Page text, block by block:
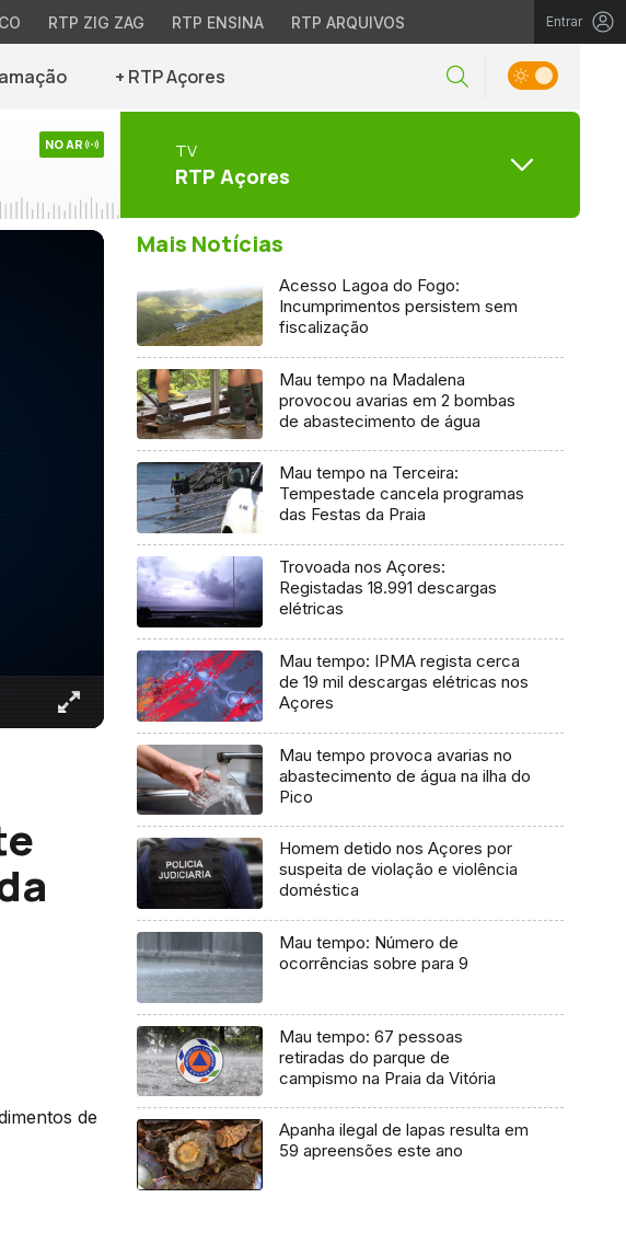
RTP ZIG ZAG RTP ENSINA RTP ARQUIVOS Entrar
+ RTP Açores
NO AR TV
RTP Açores
de
Mais Notícias
Acesso Lagoa do Fogo:
Incumprimentos persistem sem
fiscalização
Mau tempo na Madalena
provocou avarias em 2 bombas
de abastecimento de água
Mau tempo na Terceira:
Tempestade cancela programas
das Festas da Praia
Trovoada nos Açores:
Registadas 18.991 descargas
elétricas
Mau tempo: IPMA regista cerca
de 19 mil descargas elétricas nos
Açores
Mau tempo provoca avarias no
abastecimento de água na ilha do
Pico
Homem detido nos Açores por
suspeita de violação e violência
doméstica
Mau tempo: Número de
ocorrências sobre para 9
Mau tempo: 67 pessoas
retiradas do parque de
campismo na Praia da Vitória
Apanha ilegal de lapas resulta em
59 apreensões este ano